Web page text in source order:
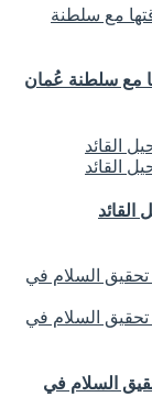
مع سلطنة عُمان
السلام في